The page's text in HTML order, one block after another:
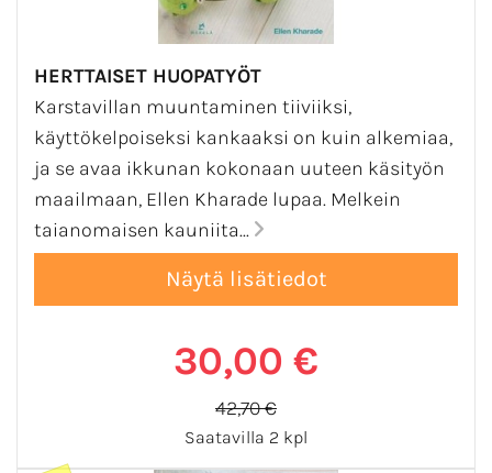
HERTTAISET HUOPATYÖT
Karstavillan muuntaminen tiiviiksi,
käyttökelpoiseksi kankaaksi on kuin alkemiaa,
ja se avaa ikkunan kokonaan uuteen käsityön
maailmaan, Ellen Kharade lupaa. Melkein
taianomaisen kauniita...
30,00 €
42,70 €
Saatavilla 2 kpl